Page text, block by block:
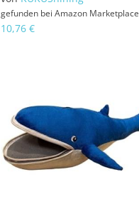
gefunden bei Amazon Marketplace
10,76 €